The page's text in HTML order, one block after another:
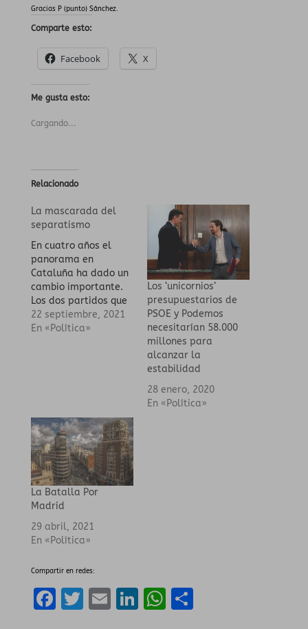
Gracias P (punto) Sánchez.
Comparte esto:
Facebook X
Me gusta esto:
Cargando...
Relacionado
La mascarada del
separatismo
En cuatro años el
panorama en
Cataluña ha dado un
cambio importante.
Los dos partidos que
juntos declararon la
efímera
que ahora se sienta a
la mesa con el Psoe,
mientras…
22 septiembre, 2021
En «Política»
Los ‘unicornios’
presupuestarios de
PSOE y Podemos
necesitarían 58.000
millones para
alcanzar la
estabilidad
28 enero, 2020
En «Política»
La Batalla Por
Madrid
29 abril, 2021
En «Política»
Compartir en redes:
F
T
E Li W C